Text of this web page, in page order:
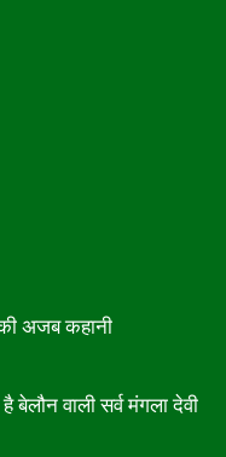
अजब कहानी
वाली सर्व मंगला देवी